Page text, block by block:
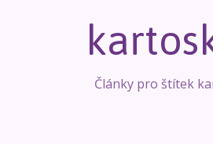
Články pro štítek